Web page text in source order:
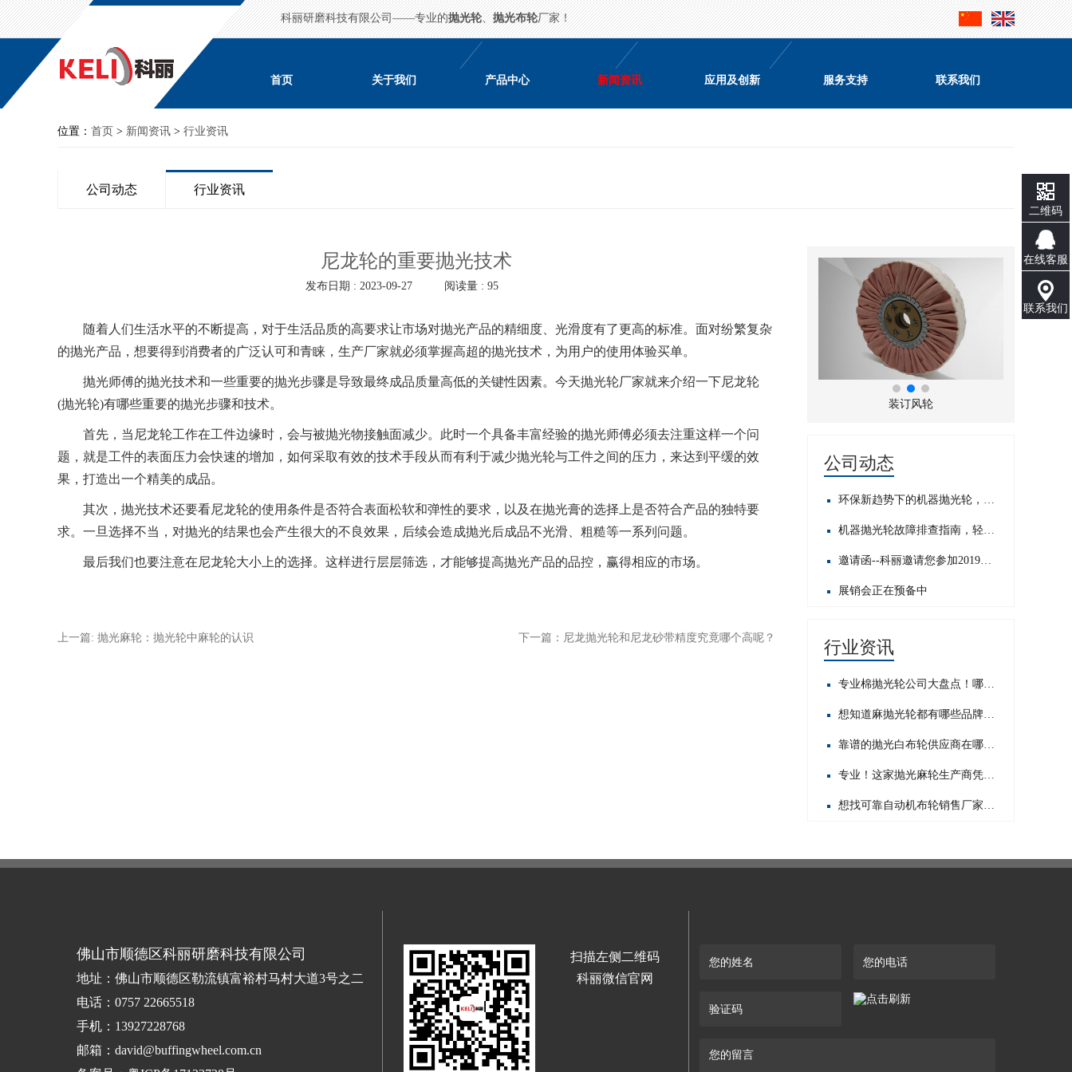
科丽研磨科技有限公司——专业的抛光轮、抛光布轮厂家！
首页 关于我们 产品中心 新闻资讯 应用及创新 服务支持 联系我们
位置： 首页 > 新闻资讯 > 行业资讯
公司动态 行业资讯
尼龙轮的重要抛光技术
发布日期 : 2023-09-27 阅读量 : 95
随着人们生活水平的不断提高，对于生活品质的高要求让市场对抛光产品的精细度、光滑度有了更高的标准。面对纷繁复杂
的抛光产品，想要得到消费者的广泛认可和青睐，生产厂家就必须掌握高超的抛光技术，为用户的使用体验买单。
抛光师傅的抛光技术和一些重要的抛光步骤是导致最终成品质量高低的关键性因素。今天抛光轮厂家就来介绍一下尼龙轮
(抛光轮)有哪些重要的抛光步骤和技术。
首先，当尼龙轮工作在工件边缘时，会与被抛光物接触面减少。此时一个具备丰富经验的抛光师傅必须去注重这样一个问
题，就是工件的表面压力会快速的增加，如何采取有效的技术手段从而有利于减少抛光轮与工件之间的压力，来达到平缓的效
果，打造出一个精美的成品。
其次，抛光技术还要看尼龙轮的使用条件是否符合表面松软和弹性的要求，以及在抛光膏的选择上是否符合产品的独特要
求。一旦选择不当，对抛光的结果也会产生很大的不良效果，后续会造成抛光后成品不光滑、粗糙等一系列问题。
最后我们也要注意在尼龙轮大小上的选择。这样进行层层筛选，才能够提高抛光产品的品控，赢得相应的市场。
上一篇: 抛光麻轮：抛光轮中麻轮的认识 下一篇：尼龙抛光轮和尼龙砂带精度究竟哪个高呢？
装订风轮
公司动态
环保新趋势下的机器抛光轮，发展前景如何？
机器抛光轮故障排查指南，轻松应对常见问题​
邀请函--科丽邀请您参加2019中国国际五金展
展销会正在预备中
行业资讯
专业棉抛光轮公司大盘点！哪家才是行业佼佼者？
想知道麻抛光轮都有哪些品牌？这里为你揭晓热门之选！
靠谱的抛光白布轮供应商在哪？这几家值得你重点关注！
专业！这家抛光麻轮生产商凭啥在行业内脱颖而出？
想找可靠自动机布轮销售厂家？这几家值得你重点关注！
佛山市顺德区科丽研磨科技有限公司
地址：佛山市顺德区勒流镇富裕村马村大道3号之二
电话：0757 22665518
手机：13927228768
邮箱：david@buffingwheel.com.cn
扫描左侧二维码
科丽微信官网
二维码
在线客服
联系我们